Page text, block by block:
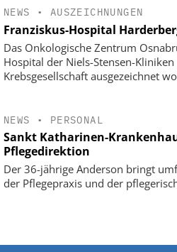
NEWS • AUSZEICHNUNGEN
Franziskus-Hospital
Das Onkologische Zentrum
Hospital der Niels-Stensen-
Krebsgesellschaft ausgezeichnet
NEWS • PERSONAL
Sankt Katharinen-
Pflegedirektion
Der 36-jährige Anderson bringt
der Pflegepraxis und der